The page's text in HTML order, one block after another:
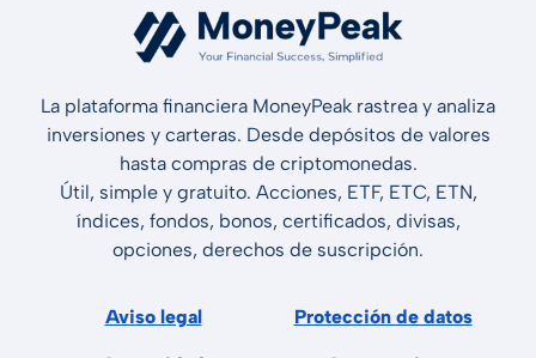
La plataforma financiera MoneyPeak rastrea y analiza
inversiones y carteras. Desde depósitos de valores
hasta compras de criptomonedas.
Útil, simple y gratuito. Acciones, ETF, ETC, ETN,
índices, fondos, bonos, certificados, divisas,
opciones, derechos de suscripción.
Aviso legal Protección de datos